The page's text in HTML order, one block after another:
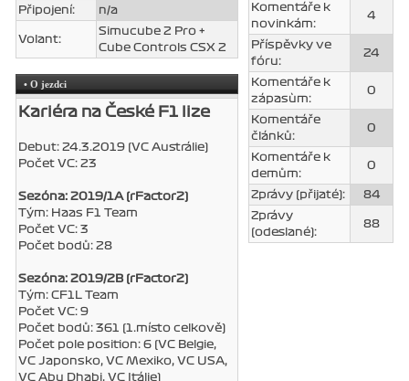
Připojení: n/a
Volant:
Simucube 2 Pro +
Cube Controls CSX 2
• O jezdci
Kariéra na České F1 lize
Debut: 24.3.2019 (VC Austrálie)
Počet VC: 23
Sezóna: 2019/1A (rFactor2)
Tým: Haas F1 Team
Počet VC: 3
Počet bodů: 28
Sezóna: 2019/2B (rFactor2)
Tým: CF1L Team
Počet VC: 9
Počet bodů: 361 (1.místo celkově)
Počet pole position: 6 (VC Belgie,
VC Japonsko, VC Mexiko, VC USA,
VC Abu Dhabi, VC Itálie)
Komentáře k
novinkám:
4
Příspěvky ve
fóru:
24
Komentáře k
zápasùm:
0
Komentáře
článků:
0
Komentáře k
demům:
0
Zprávy (přijaté):
84
Zprávy
(odeslané):
88